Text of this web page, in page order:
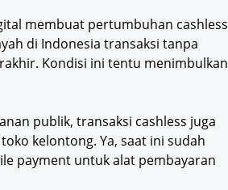
membuat pertumbuhan cashless
di Indonesia transaksi tanpa
Kondisi ini tentu menimbulkan
publik, transaksi cashless juga
kelontong. Ya, saat ini sudah
payment untuk alat pembayaran